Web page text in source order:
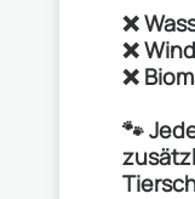
❌
❌
❌
🐾